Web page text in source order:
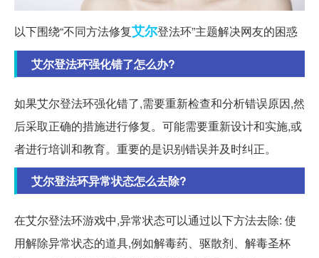
以下围绕“不同方法修复艾尔登法环”主题解决网友的困惑
艾尔登法环强化错了怎么办?
如果艾尔登法环强化错了,需要重新检查和分析错误原因,然
后采取正确的措施进行修复。可能需要重新设计和实施,或
者进行培训和教育。重要的是识别错误并及时纠正。
艾尔登法环异常状态怎么去除?
在艾尔登法环游戏中,异常状态可以通过以下方法去除: 使
用解除异常状态的道具,例如解毒药、驱散剂、解毒圣杯